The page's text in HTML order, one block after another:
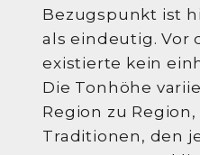
Bezugspunkt ist
als eindeutig. Vor
existierte kein
Die Tonhöhe
Region zu
Traditionen, den